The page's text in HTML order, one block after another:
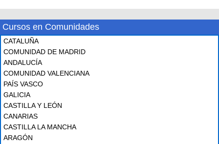
Cursos en Comunidades
CATALUÑA
COMUNIDAD DE MADRID
ANDALUCÍA
COMUNIDAD VALENCIANA
PAÍS VASCO
GALICIA
CASTILLA Y LEÓN
CANARIAS
CASTILLA LA MANCHA
ARAGÓN